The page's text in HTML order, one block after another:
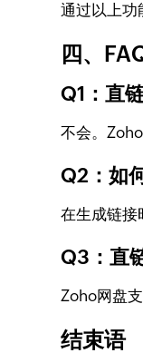
通过以上功
四、
Q1：直
不会。
Q2：如
在生成链接
Q3：直
Zoho网盘
结束语